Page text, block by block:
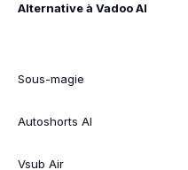
Alternative à Vadoo AI
Sous-magie
Autoshorts AI
Vsub Air